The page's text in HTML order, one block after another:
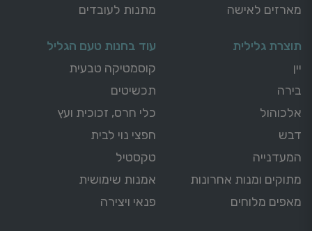
מארזים לאישה
מתנות לעובדים
תוצרת גלילית
יין
בירה
אלכוהול
דבש
המעדנייה
מתוקים ומנות אחרונות
מאפים מלוחים
עוד בחנות טעם הגליל
קוסמטיקה טבעית
תכשיטים
כלי חרס, זכוכית ועץ
חפצי נוי לבית
טקסטיל
אמנות שימושית
פנאי ויצירה